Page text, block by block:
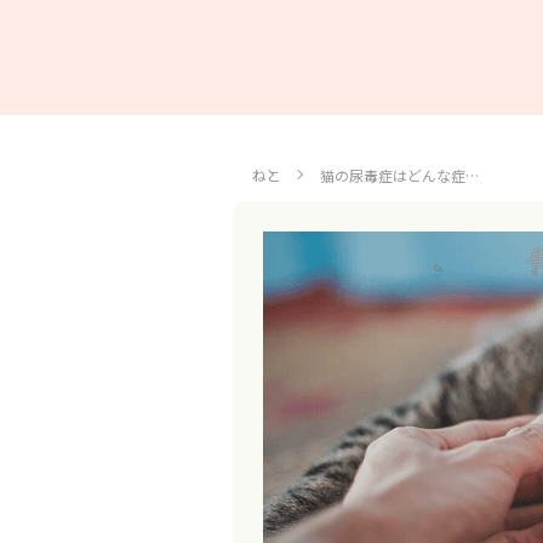
ねこ 猫の尿毒症はどんな症…